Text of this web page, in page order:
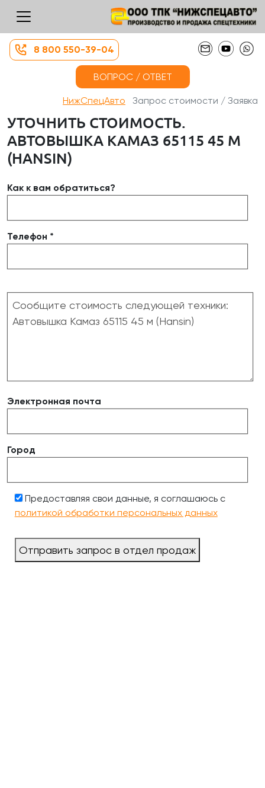
8 800 550-39-04
ВОПРОС / ОТВЕТ
НижСпецАвто Запрос стоимости / Заявка
УТОЧНИТЬ СТОИМОСТЬ.
АВТОВЫШКА КАМАЗ 65115 45 М
(HANSIN)
Как к вам обратиться?
Телефон *
Электронная почта
Город
Предоставляя свои данные, я соглашаюсь с
политикой обработки персональных данных
Отправить запрос в отдел продаж